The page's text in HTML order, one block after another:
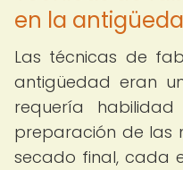
en la
Las técnicas de
antigüedad eran
requería
preparación de las
secado final, cada